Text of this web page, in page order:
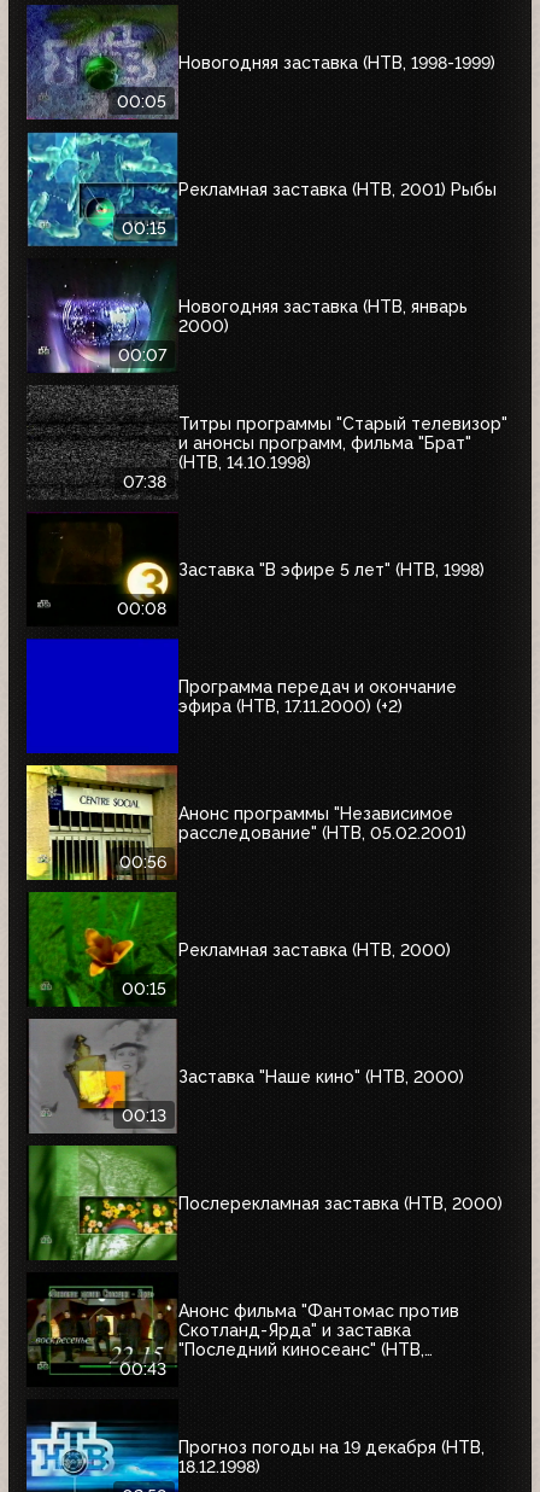
00:05
Новогодняя заставка (НТВ, 1998-1999)
00:15
Рекламная заставка (НТВ, 2001) Рыбы
00:07
Новогодняя заставка (НТВ, январь
2000)
07:38
Титры программы "Старый телевизор"
и анонсы программ, фильма "Брат"
(НТВ, 14.10.1998)
00:08
Заставка "В эфире 5 лет" (НТВ, 1998)
Программа передач и окончание
эфира (НТВ, 17.11.2000) (+2)
00:56
Анонс программы "Независимое
расследование" (НТВ, 05.02.2001)
00:15
Рекламная заставка (НТВ, 2000)
00:13
Заставка "Наше кино" (НТВ, 2000)
Послерекламная заставка (НТВ, 2000)
00:43
Анонс фильма "Фантомас против
Скотланд-Ярда" и заставка
"Последний киносеанс" (НТВ,
Прогноз погоды на 19 декабря (НТВ,
18.12.1998)